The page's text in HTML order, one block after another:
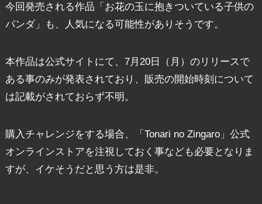
今回発売される作品「お花の玉に抱きついている子供の
パンダ」も、人気になる可能性がありそうです。
本作品は公式サイトにて、7月20日（月）のリリースで
ある事のみが発表されており、販売の開始時刻について
は記載がされておらず不明。
購入チャレンジをする場合、「Tonari no Zingaro」公式
オンラインストアを注視しておく事なども必要となりま
すが、イケそうだと思う方は是非。